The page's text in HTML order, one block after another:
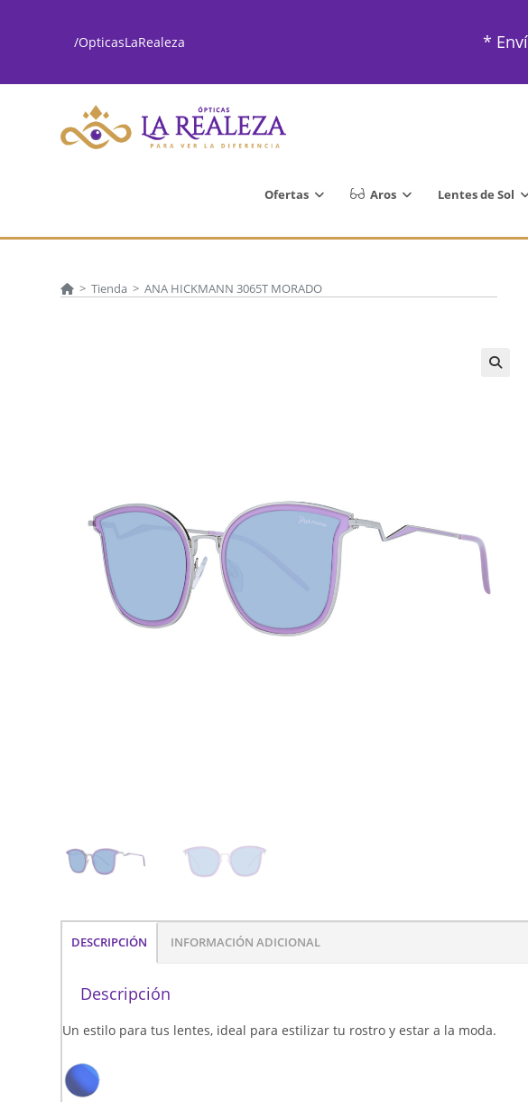
/OpticasLaRealeza *
Ofertas Aros Lentes de Sol
> Tienda > ANA HICKMANN 3065T MORADO
DESCRIPCIÓN INFORMACIÓN ADICIONAL
Descripción
Un estilo para tus lentes, ideal para estilizar tu rostro y estar a la moda.